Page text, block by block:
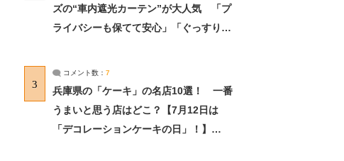
ズの“車内遮光カーテン”が大人気 「プ
ライバシーも保てて安心」「ぐっすり眠
3
コメント数： 7
兵庫県の「ケーキ」の名店10選！ 一番
うまいと思う店はどこ？【7月12日は
「デコレーションケーキの日」！】